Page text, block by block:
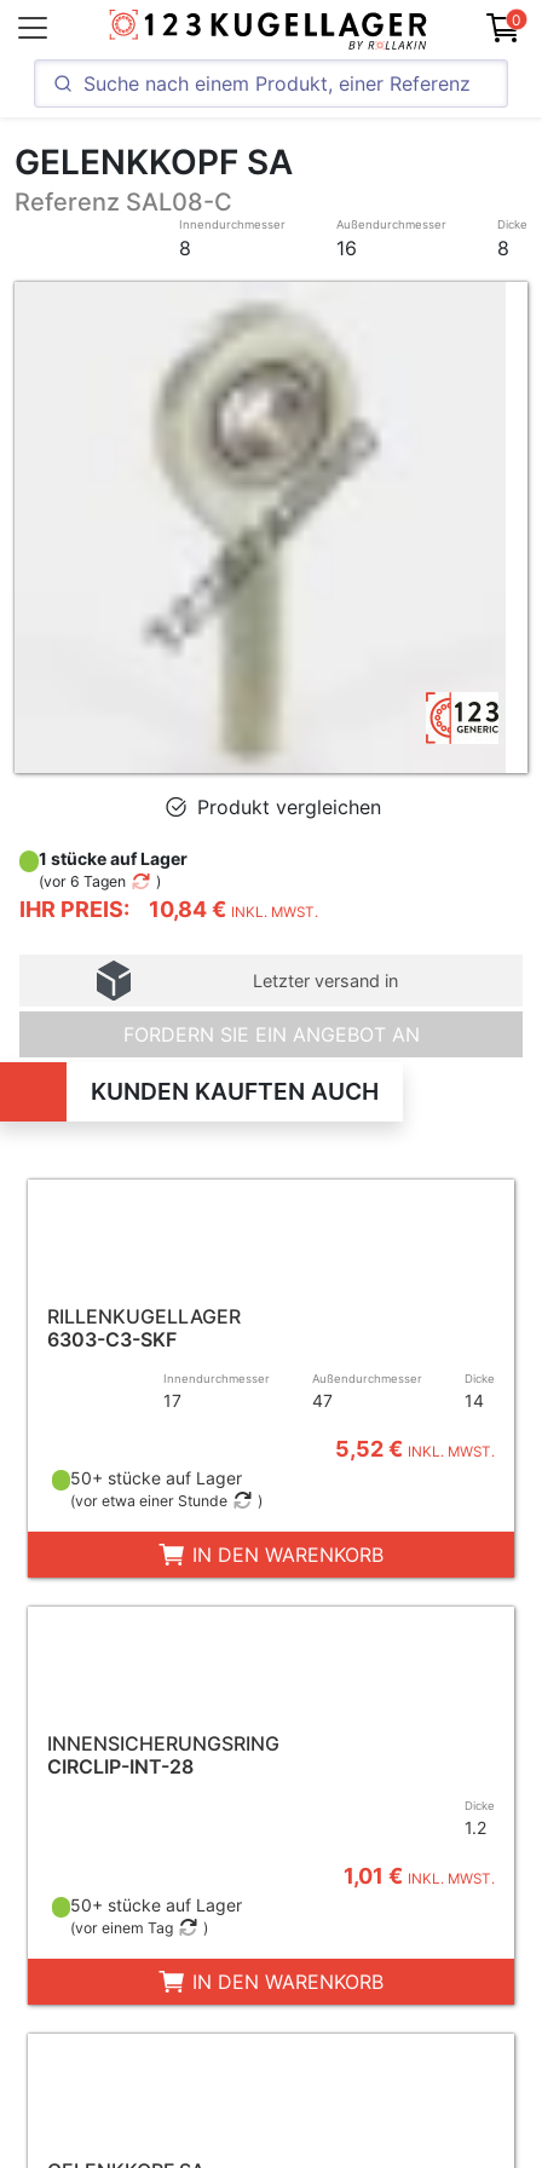
0
GELENKKOPF SA
Referenz SAL08-C
Innendurchmesser
8
Außendurchmesser
16
Dicke
8
Produkt vergleichen
IHR PREIS: 10,84 € INKL. MWST.
1 stücke auf Lager
(vor 6 Tagen )
Letzter versand in
FORDERN SIE EIN ANGEBOT AN
KUNDEN KAUFTEN AUCH
RILLENKUGELLAGER
6303-C3-SKF
Innendurchmesser
17
Außendurchmesser
47
Dicke
14
5,52 € INKL. MWST.
50+ stücke auf Lager
(vor etwa einer Stunde )
IN DEN WARENKORB
INNENSICHERUNGSRING
CIRCLIP-INT-28
Dicke
1.2
1,01 € INKL. MWST.
50+ stücke auf Lager
(vor einem Tag )
IN DEN WARENKORB